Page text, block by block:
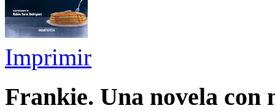
Imprimir
Frankie. Una novela con